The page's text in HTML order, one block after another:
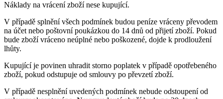
Náklady na vrácení zboží nese kupující.
V případě splnění všech podmínek budou peníze vráceny převodem
na účet nebo poštovní poukázkou do 14 dnů od přijetí zboží. Pokud
bude zboží vráceno neúplné nebo poškozené, dojde k prodloužení
lhůty.
Kupující je povinen uhradit storno poplatek v případě opotřebeného
zboží, pokud odstupuje od smlouvy po převzetí zboží.
V případě nesplnění uvedených podmínek nebude odstoupení od